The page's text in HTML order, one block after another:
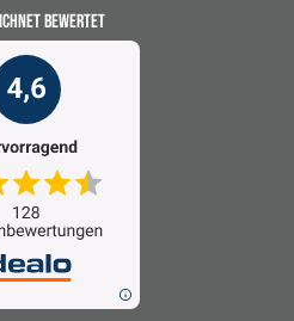
BEWERTET